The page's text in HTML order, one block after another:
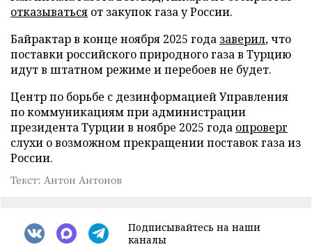
отказываться от закупок газа у России.
Байрактар в конце ноября 2025 года заверил, что
поставки российского природного газа в Турцию
идут в штатном режиме и перебоев не будет.
Центр по борьбе с дезинформацией Управления
по коммуникациям при администрации
президента Турции в ноябре 2025 года опроверг
слухи о возможном прекращении поставок газа из
России.
Текст: Антон Антонов
Подписывайтесь на наши
каналы